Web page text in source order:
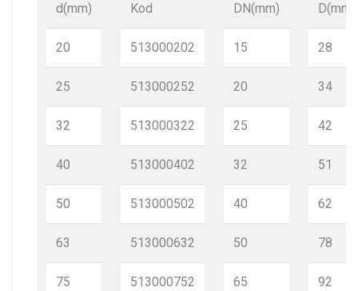
d(mm)
20
25
32
40
50
63
75
Kod
513000202
513000252
513000322
513000402
513000502
513000632
513000752
DN(mm)
15
20
25
32
40
50
65
D(mm)
28
34
42
51
62
78
92